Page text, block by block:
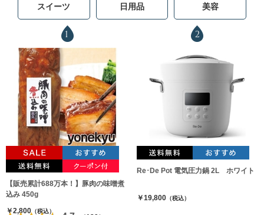
スイーツ 日用品 美容
1
【販売累計688万本！】豚肉の味噌煮
込み 450g
￥2,800（税込）
2
Re･De Pot 電気圧力鍋 2L ホワイト
￥19,800（税込）